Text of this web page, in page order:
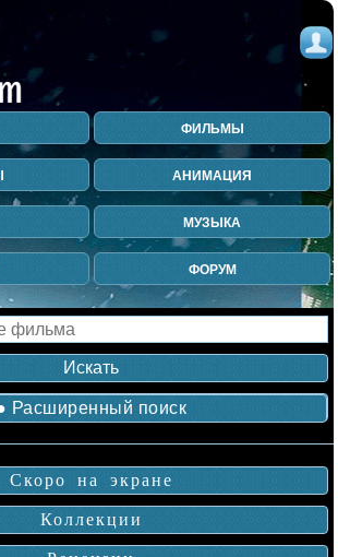
ФИЛЬМЫ
АНИМАЦИЯ
МУЗЫКА
ФОРУМ
Расширенный поиск
Скоро на экране
Коллекции